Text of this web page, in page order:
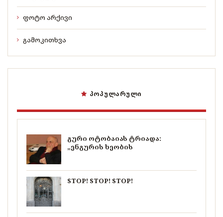
ფოტო არქივი
გამოკითხვა
ᲞᲝᲞᲣᲚᲐᲠᲣᲚᲘ
გური ოტობაიას ტრიადა:
„ენგურის ხეობის
STOP! STOP! STOP!